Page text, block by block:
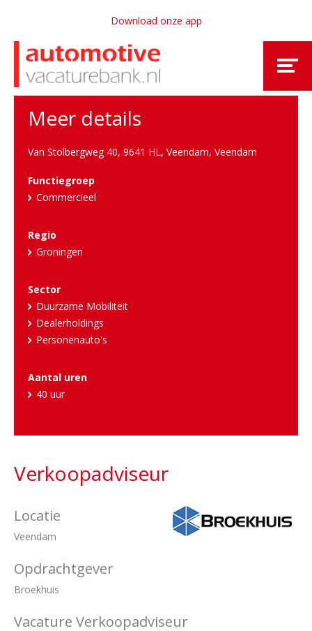
Download onze app
Meer details
Van Stolbergweg 40, 9641 HL, Veendam, Veendam
Functiegroep
Commercieel
Regio
Groningen
Sector
Duurzame Mobiliteit
Dealerholdings
Personenauto's
Aantal uren
40 uur
Verkoopadviseur
Locatie
Veendam
Opdrachtgever
Broekhuis
Vacature Verkoopadviseur